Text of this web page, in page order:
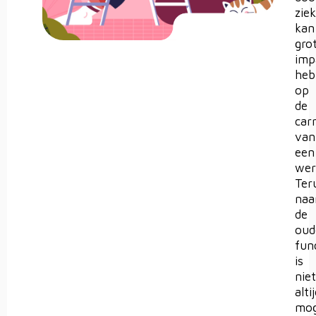
kan
op
de
van
een
de
is
niet